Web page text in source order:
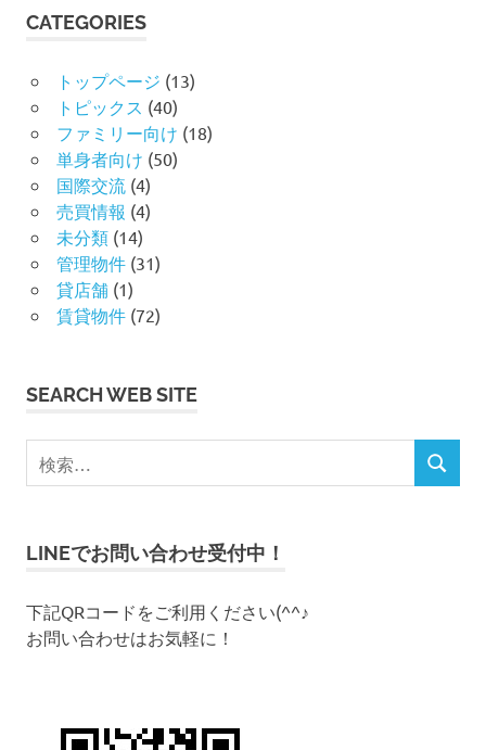
CATEGORIES
トップページ (13)
トピックス (40)
ファミリー向け (18)
単身者向け (50)
国際交流(4)
売買情報 (4)
未分類(14)
管理物件(31)
貸店舗(1)
賃貸物件(72)
SEARCH WEB SITE
検
索
:
検
LINEでお問い合わせ受付中！
下記QRコードをご利用ください(^^♪
お問い合わせはお気軽に！